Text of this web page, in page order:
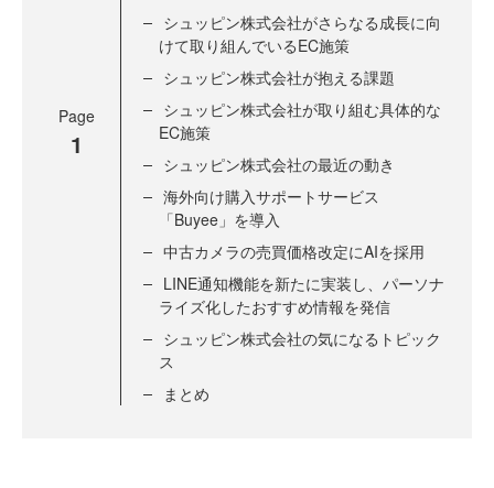
Page
1
シュッピン株式会社がさらなる成長に向
けて取り組んでいるEC施策
シュッピン株式会社が抱える課題
シュッピン株式会社が取り組む具体的な
EC施策
シュッピン株式会社の最近の動き
海外向け購入サポートサービス
「Buyee」を導入
中古カメラの売買価格改定にAIを採用
LINE通知機能を新たに実装し、パーソナ
ライズ化したおすすめ情報を発信
シュッピン株式会社の気になるトピック
ス
まとめ